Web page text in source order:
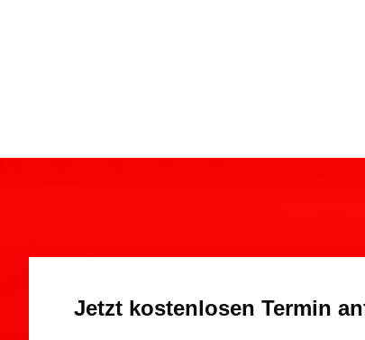
Jetzt kostenlosen Termin